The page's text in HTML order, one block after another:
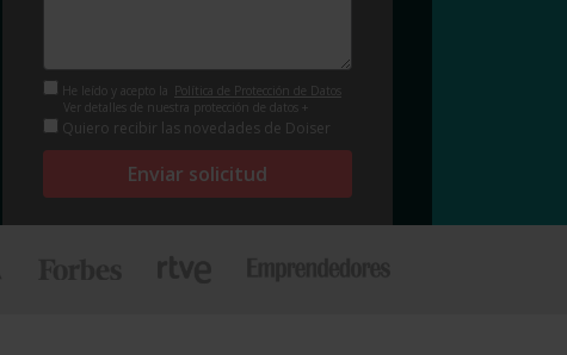
He leído y acepto la Política de Protección de Datos
Ver detalles de nuestra protección de datos +
Quiero recibir las novedades de Doiser
Enviar solicitud